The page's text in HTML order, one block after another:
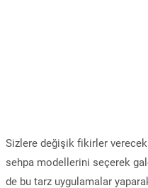
Sizlere değişik fikirler
sehpa modellerini seçerek
de bu tarz uygulamalar